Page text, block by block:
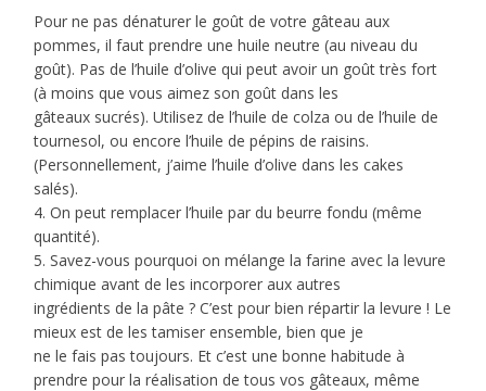
Pour ne pas dénaturer le goût de votre gâteau aux
pommes, il faut prendre une huile neutre (au niveau du
goût). Pas de l’huile d’olive qui peut avoir un goût très fort
(à moins que vous aimez son goût dans les
gâteaux sucrés). Utilisez de l’huile de colza ou de l’huile de
tournesol, ou encore l’huile de pépins de raisins.
(Personnellement, j’aime l’huile d’olive dans les cakes
salés).
4. On peut remplacer l’huile par du beurre fondu (même
quantité).
5. Savez-vous pourquoi on mélange la farine avec la levure
chimique avant de les incorporer aux autres
ingrédients de la pâte ? C’est pour bien répartir la levure ! Le
mieux est de les tamiser ensemble, bien que je
ne le fais pas toujours. Et c’est une bonne habitude à
prendre pour la réalisation de tous vos gâteaux, même